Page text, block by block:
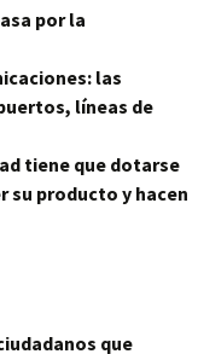
por la
las
líneas de
tiene que dotarse
su producto y hacen
que